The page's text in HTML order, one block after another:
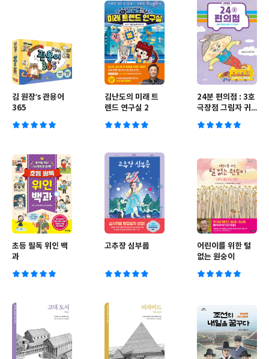
김 원장’s 관용어
365
김난도의 미래 트
렌드 연구실 2
24분 편의점 : 3호
극장점 그림자 귀
초등 필독 위인 백
과
고추장 심부름
어린이를 위한 털
없는 원숭이